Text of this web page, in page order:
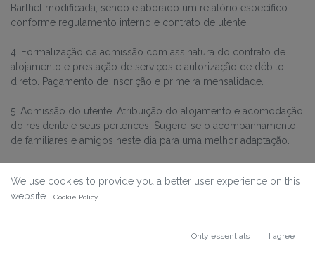
Barthel modificada, sendo elaborado um relatório específico
conforme regulamento interno e contrato de utente.
4. Formalização da admissão com assinatura do contrato de
alojamento e prestação de serviços e autorização de débito
direto. Pagamento de inscrição e primeira mensalidade.
5. Admissão do utente. Atribuição do alojamento e acomodação
do residente e seus pertences. Sugere-se o acompanhamento
de familiares e amigos neste dia para uma melhor adaptação.
We use cookies to provide you a better user experience on this
website.
Cookie Policy
Only essentials I agree